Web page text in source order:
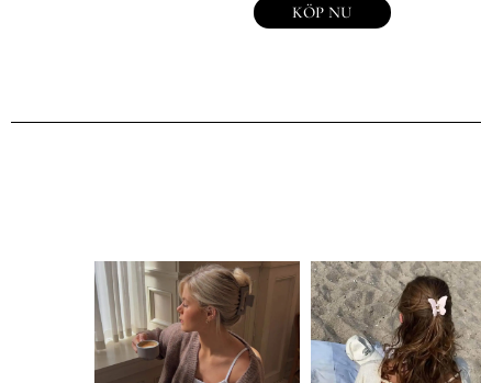
KÖP NU